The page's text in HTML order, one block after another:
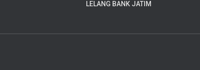
LELANG BANK JATIM